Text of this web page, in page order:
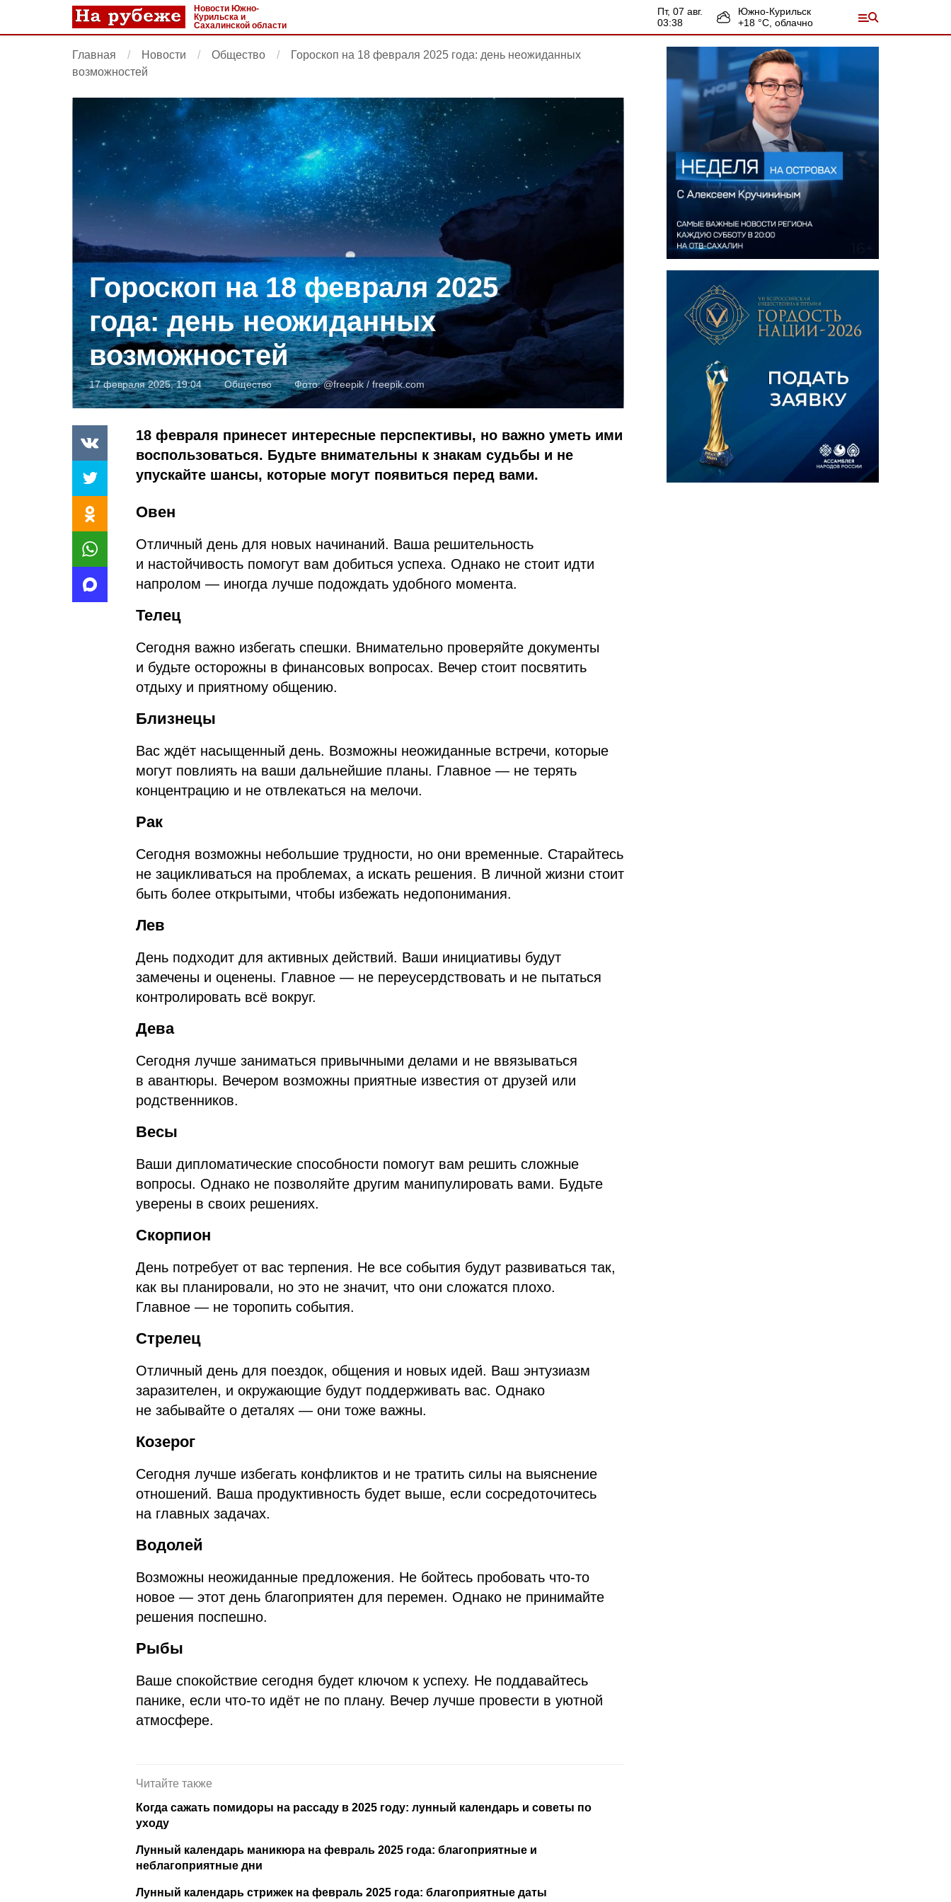
Новости Южно-
Курильска и
Сахалинской области
пт, 07 авг.
03:38
Южно-Курильск
+18 °С, облачно
Главная Новости Общество
Гороскоп на 18 февраля 2025 года: день неожиданных
возможностей
Гороскоп на 18 февраля 2025
года: день неожиданных
возможностей
17 февраля 2025, 19:04 Общество Фото:@freepik / freepik.com
18 февраля принесет интересные перспективы, но важно уметь ими
воспользоваться. Будьте внимательны к знакам судьбы и не
упускайте шансы, которые могут появиться перед вами.
Овен
Отличный день для новых начинаний. Ваша решительность
и настойчивость помогут вам добиться успеха. Однако не стоит идти
напролом — иногда лучше подождать удобного момента.
Телец
Сегодня важно избегать спешки. Внимательно проверяйте документы
и будьте осторожны в финансовых вопросах. Вечер стоит посвятить
отдыху и приятному общению.
Близнецы
Вас ждёт насыщенный день. Возможны неожиданные встречи, которые
могут повлиять на ваши дальнейшие планы. Главное — не терять
концентрацию и не отвлекаться на мелочи.
Рак
Сегодня возможны небольшие трудности, но они временные. Старайтесь
не зацикливаться на проблемах, а искать решения. В личной жизни стоит
быть более открытыми, чтобы избежать недопонимания.
Лев
День подходит для активных действий. Ваши инициативы будут
замечены и оценены. Главное — не переусердствовать и не пытаться
контролировать всё вокруг.
Дева
Сегодня лучше заниматься привычными делами и не ввязываться
в авантюры. Вечером возможны приятные известия от друзей или
родственников.
Весы
Ваши дипломатические способности помогут вам решить сложные
вопросы. Однако не позволяйте другим манипулировать вами. Будьте
уверены в своих решениях.
Скорпион
День потребует от вас терпения. Не все события будут развиваться так,
как вы планировали, но это не значит, что они сложатся плохо.
Главное — не торопить события.
Стрелец
Отличный день для поездок, общения и новых идей. Ваш энтузиазм
заразителен, и окружающие будут поддерживать вас. Однако
не забывайте о деталях — они тоже важны.
Козерог
Сегодня лучше избегать конфликтов и не тратить силы на выяснение
отношений. Ваша продуктивность будет выше, если сосредоточитесь
на главных задачах.
Водолей
Возможны неожиданные предложения. Не бойтесь пробовать что-то
новое — этот день благоприятен для перемен. Однако не принимайте
решения поспешно.
Рыбы
Ваше спокойствие сегодня будет ключом к успеху. Не поддавайтесь
панике, если что-то идёт не по плану. Вечер лучше провести в уютной
атмосфере.
Читайте также
Когда сажать помидоры на рассаду в 2025 году: лунный календарь и советы по
уходу
Лунный календарь маникюра на февраль 2025 года: благоприятные и
неблагоприятные дни
Лунный календарь стрижек на февраль 2025 года: благоприятные даты